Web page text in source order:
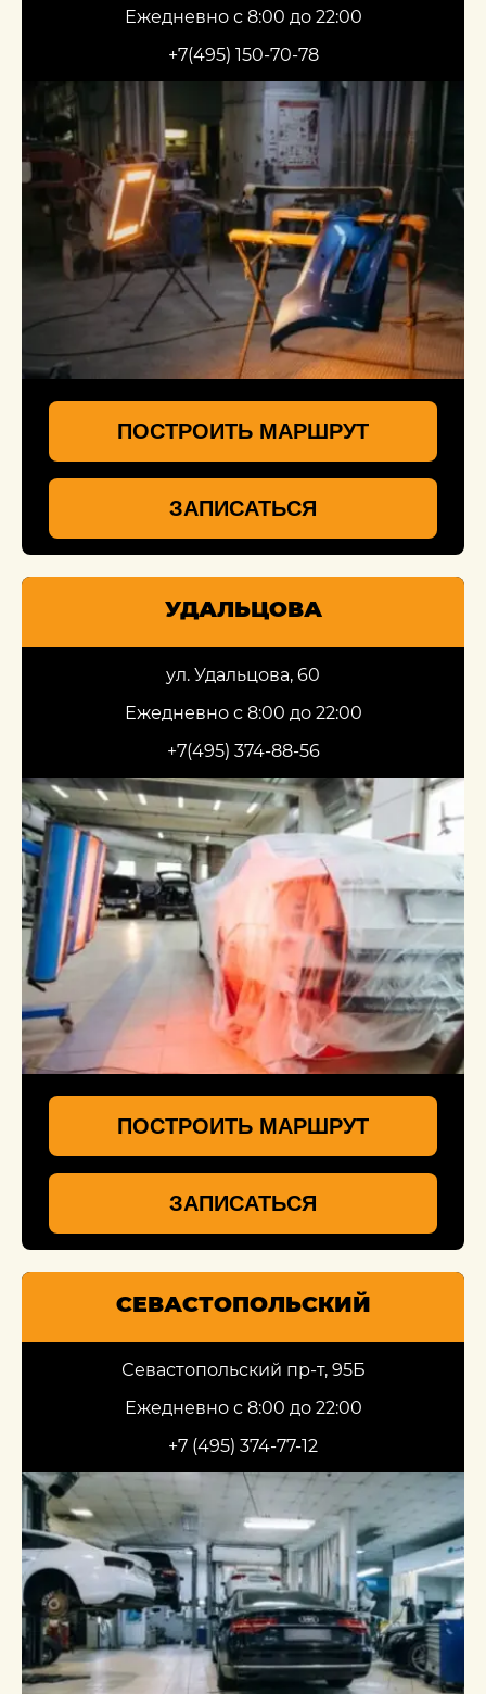
Ежедневно с 8:00 до 22:00
+7(495) 150-70-78
ПОСТРОИТЬ МАРШРУТ
ЗАПИСАТЬСЯ
УДАЛЬЦОВА
ул. Удальцова, 60
Ежедневно с 8:00 до 22:00
+7(495) 374-88-56
ПОСТРОИТЬ МАРШРУТ
ЗАПИСАТЬСЯ
СЕВАСТОПОЛЬСКИЙ
Севастопольский пр-т, 95Б
Ежедневно с 8:00 до 22:00
+7 (495) 374-77-12